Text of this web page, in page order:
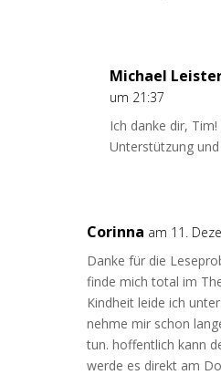
Michael
um 21:37
Ich danke dir,
Unterstützung
Corinna am 11.
Danke für die
finde mich total im
Kindheit leide ich
nehme mir schon
tun. hoffentlich kann
werde es direkt am